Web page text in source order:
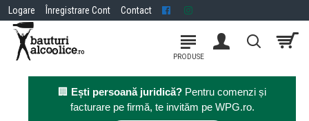
Logare Înregistrare Cont Contact
🏢 Ești persoană juridică? Pentru comenzi și
facturare pe firmă, te invităm pe WPG.ro.